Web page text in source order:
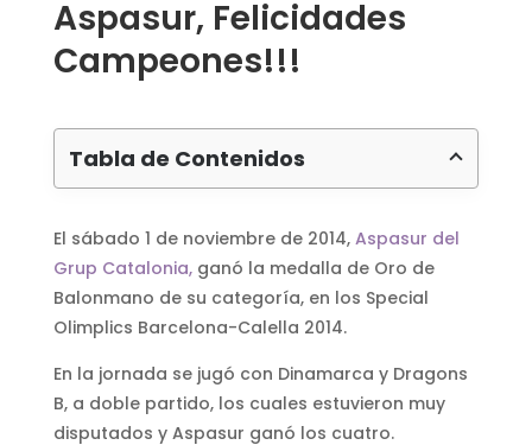
Aspasur, Felicidades
Campeones!!!
Tabla de Contenidos
El sábado 1 de noviembre de 2014, Aspasur del
Grup Catalonia,ganó la medalla de Oro de
Balonmano de su categoría, en los Special
Olimplics Barcelona-Calella 2014.
En la jornada se jugó con Dinamarca y Dragons
B, a doble partido, los cuales estuvieron muy
disputados y Aspasur ganó los cuatro.